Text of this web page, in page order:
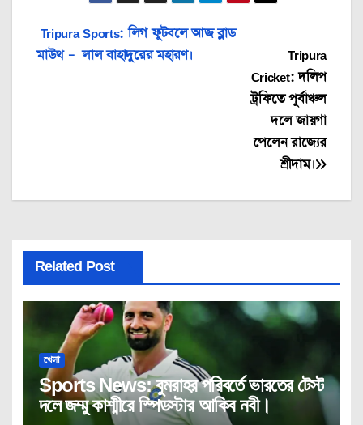
Post
navigation
Tripura
Cricket: দলিপ
ট্রফিতে পূর্বাঞ্চল
দলে জায়গা
পেলেন রাজ্যের
শ্রীদাম।
Tripura Sports: লিগ ফুটবলে আজ ব্লাড
মাউথ – লাল বাহাদুরের মহারণ।
Related Post
খেলা
Sports News: বুমরাহর পরিবর্তে ভারতের টেস্ট
দলে জম্মু কাশ্মীরে স্পিডস্টার আকিব নবী।